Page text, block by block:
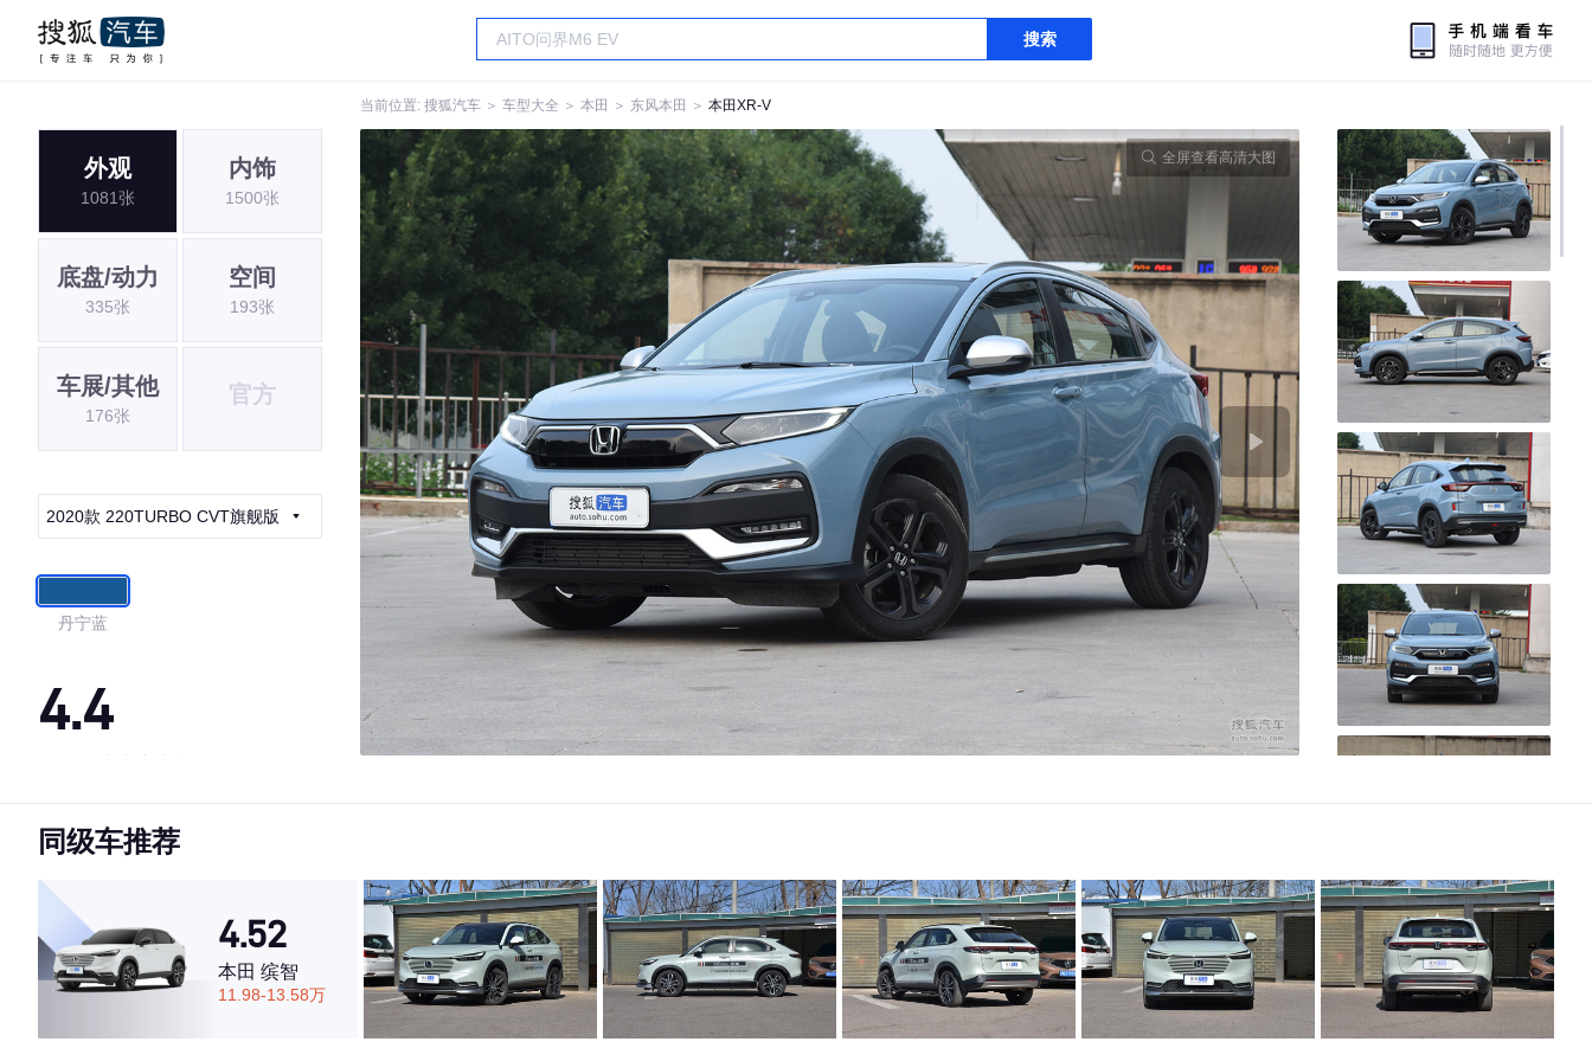
搜索
当前位置: 搜狐汽车 ＞ 车型大全 ＞ 本田 ＞ 东风本田 ＞ 本田XR-V
外观
1081张
内饰
1500张
底盘/动力
335张
空间
193张
车展/其他
176张
官方
2020款 220TURBO CVT旗舰版
丹宁蓝
4.4
·内饰表现一般，低于89%同级车
·空间表现较为优秀，优于67%同级车
全屏查看高清大图
同级车推荐
4.52
本田 缤智
11.98-13.58万